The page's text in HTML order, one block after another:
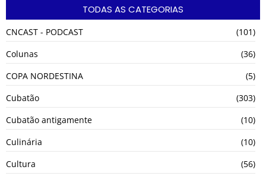
TODAS AS CATEGORIAS
CNCAST - PODCAST
(101)
Colunas
(36)
COPA NORDESTINA
(5)
Cubatão
(303)
Cubatão antigamente
(10)
Culinária
(10)
Cultura
(56)